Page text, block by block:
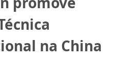
na China